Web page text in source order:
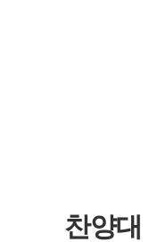
찬양대